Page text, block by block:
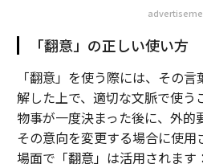
「翻意」の正しい使い方
「翻意」を使う際には、その
解した上で、適切な文脈で使う
物事が一度決まった後に、外的
その意向を変更する場合に使用
場面で「翻意」は活用されます